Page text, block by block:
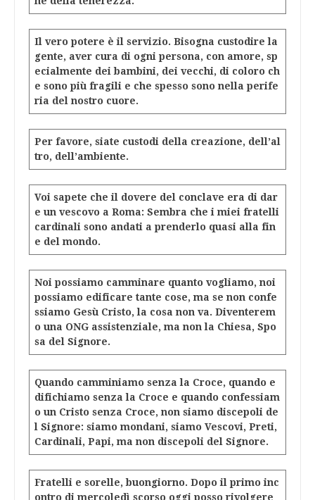
Il vero potere è il servizio. Bisogna custodire la
gente, aver cura di ogni persona, con amore, sp
ecialmente dei bambini, dei vecchi, di coloro ch
e sono più fragili e che spesso sono nella perife
ria del nostro cuore.
Per favore, siate custodi della creazione, dell’al
tro, dell’ambiente.
Voi sapete che il dovere del conclave era di dar
e un vescovo a Roma: Sembra che i miei fratelli
cardinali sono andati a prenderlo quasi alla fin
e del mondo.
Noi possiamo camminare quanto vogliamo, noi
possiamo edificare tante cose, ma se non confe
ssiamo Gesù Cristo, la cosa non va. Diventerem
o una ONG assistenziale, ma non la Chiesa, Spo
sa del Signore.
Quando camminiamo senza la Croce, quando e
difichiamo senza la Croce e quando confessiam
o un Cristo senza Croce, non siamo discepoli de
l Signore: siamo mondani, siamo Vescovi, Preti,
Cardinali, Papi, ma non discepoli del Signore.
Fratelli e sorelle, buongiorno. Dopo il primo inc
ontro di mercoledì scorso oggi posso rivolgere